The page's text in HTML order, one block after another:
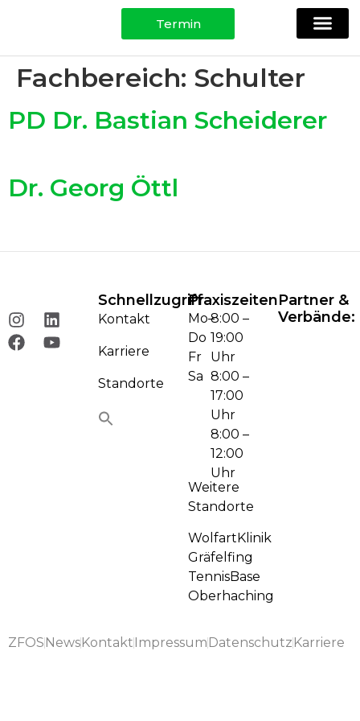
Termin
Fachbereich: Schulter
PD Dr. Bastian Scheiderer
Dr. Georg Öttl
Schnellzugriff
Kontakt
Karriere
Standorte
Praxiszeiten
Mo–
Do
Fr
Sa
8:00 –
19:00
Uhr
8:00 –
17:00
Uhr
8:00 –
12:00
Uhr
Weitere
Standorte
WolfartKlinik
Gräfelfing
TennisBase
Oberhaching
Partner &
Verbände:
ZFOS News Kontakt Impressum Datenschutz Karriere